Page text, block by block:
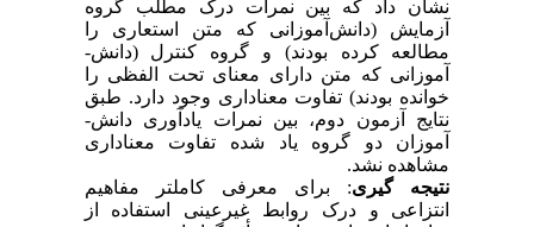
نشان داد که بین نمرات درک مطلب گروه
آزمایش (دانش‌آموزانی که متن استعاری را
مطالعه کرده بودند) و گروه کنترل (دانش­
آموزانی که متن دارای معنای تحت­ الفظی را
خوانده بودند) تفاوت معناداری وجود دارد. طبق
نتایج آزمون دوم، بین نمرات یادآوری دانش­
آموزان دو گروه یاد شده تفاوت معناداری
مشاهده نشد.
نتیجه گیری: برای معرفی کامل­تر مفاهیم
انتزاعی و درک روابط غیرعینی استفاده از